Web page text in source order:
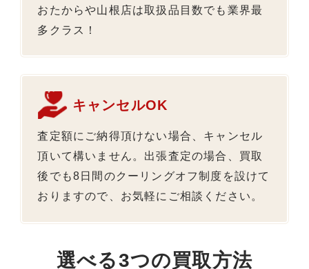
おたからや山根店は取扱品目数でも業界最
多クラス！
キャンセルOK
査定額にご納得頂けない場合、キャンセル
頂いて構いません。出張査定の場合、買取
後でも8日間のクーリングオフ制度を設けて
おりますので、お気軽にご相談ください。
選べる3つの買取方法